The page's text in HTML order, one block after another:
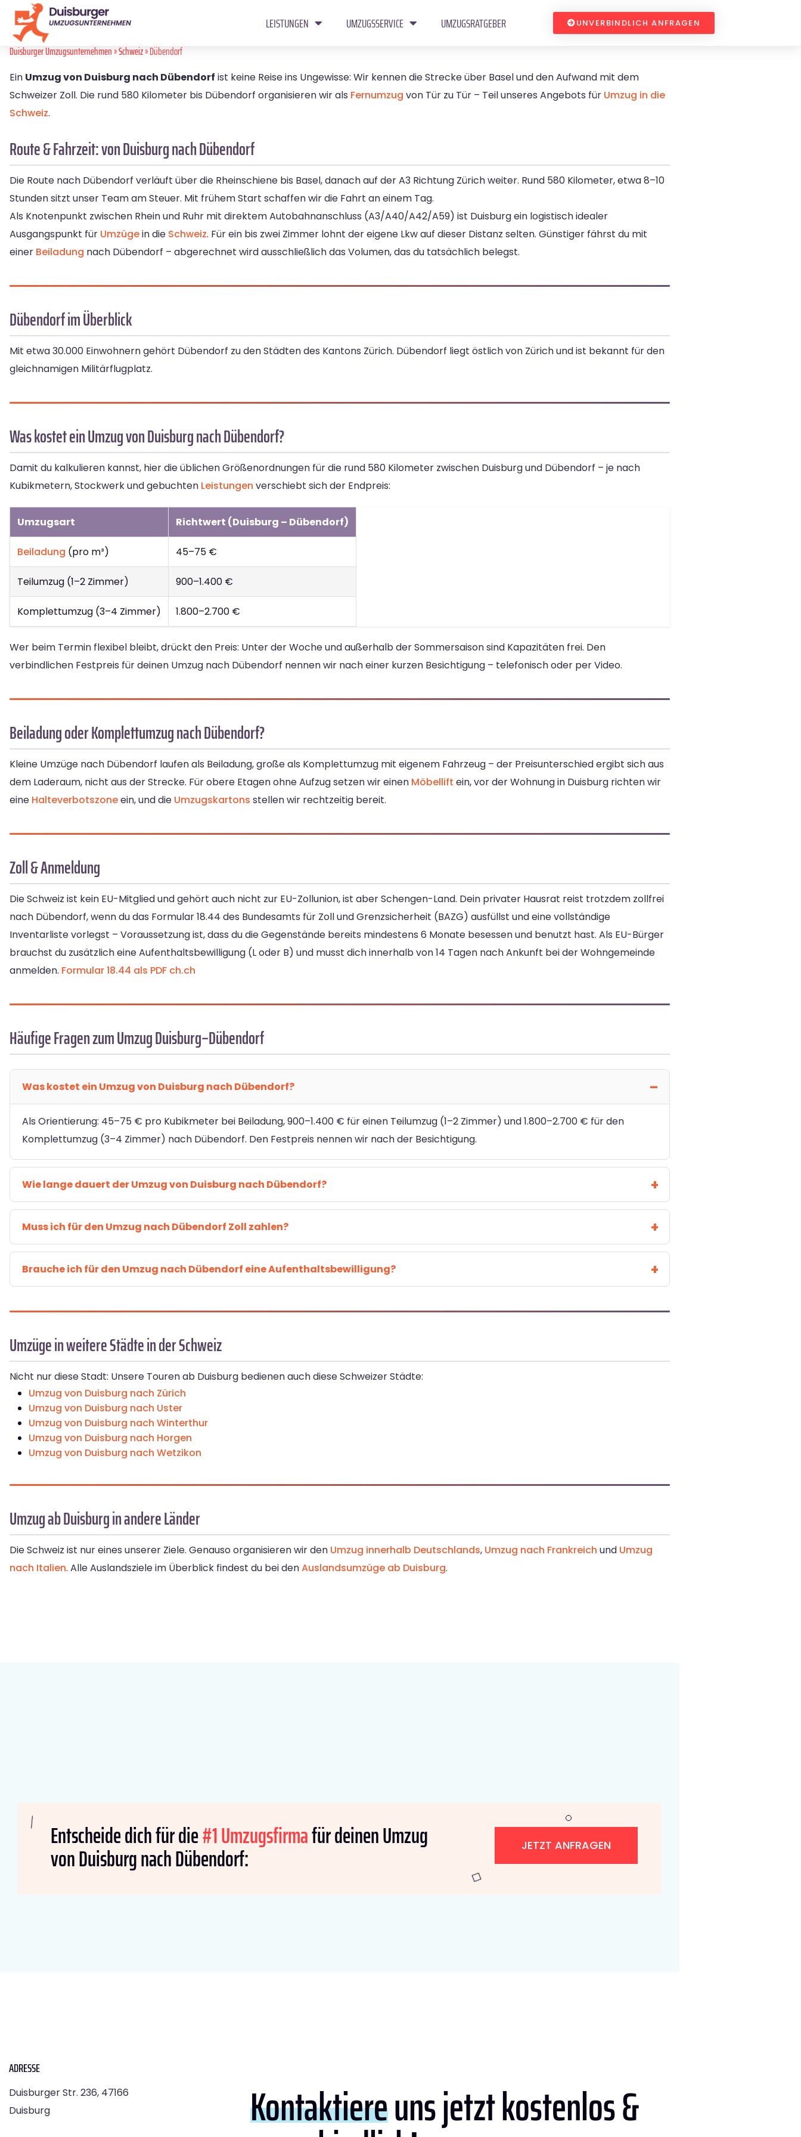
LEISTUNGEN UMZUGSSERVICE UMZUGSRATGEBER UNVERBINDLICH ANFRAGEN
Duisburger Umzugsunternehmen»Schweiz» Dübendorf
Ein Umzug von Duisburg nach Dübendorf ist keine Reise ins Ungewisse: Wir kennen die Strecke über Basel und den Aufwand mit dem
Schweizer Zoll. Die rund 580 Kilometer bis Dübendorf organisieren wir als Fernumzug von Tür zu Tür – Teil unseres Angebots für Umzug in die
Schweiz.
Route & Fahrzeit: von Duisburg nach Dübendorf
Die Route nach Dübendorf verläuft über die Rheinschiene bis Basel, danach auf der A3 Richtung Zürich weiter. Rund 580 Kilometer, etwa 8–10
Stunden sitzt unser Team am Steuer. Mit frühem Start schaffen wir die Fahrt an einem Tag.
Als Knotenpunkt zwischen Rhein und Ruhr mit direktem Autobahnanschluss (A3/A40/A42/A59) ist Duisburg ein logistisch idealer
Ausgangspunkt für Umzügein die Schweiz. Für ein bis zwei Zimmer lohnt der eigene Lkw auf dieser Distanz selten. Günstiger fährst du mit
einer Beiladung nach Dübendorf – abgerechnet wird ausschließlich das Volumen, das du tatsächlich belegst.
Dübendorf im Überblick
Mit etwa 30.000 Einwohnern gehört Dübendorf zu den Städten des Kantons Zürich. Dübendorf liegt östlich von Zürich und ist bekannt für den
gleichnamigen Militärflugplatz.
Was kostet ein Umzug von Duisburg nach Dübendorf?
Damit du kalkulieren kannst, hier die üblichen Größenordnungen für die rund 580 Kilometer zwischen Duisburg und Dübendorf – je nach
Kubikmetern, Stockwerk und gebuchten Leistungen verschiebt sich der Endpreis:
Umzugsart Richtwert (Duisburg – Dübendorf)
Beiladung (pro m³) 45–75 €
Teilumzug (1–2 Zimmer) 900–1.400 €
Komplettumzug (3–4 Zimmer) 1.800–2.700 €
Wer beim Termin flexibel bleibt, drückt den Preis: Unter der Woche und außerhalb der Sommersaison sind Kapazitäten frei. Den
verbindlichen Festpreis für deinen Umzug nach Dübendorf nennen wir nach einer kurzen Besichtigung – telefonisch oder per Video.
Beiladung oder Komplettumzug nach Dübendorf?
Kleine Umzüge nach Dübendorf laufen als Beiladung, große als Komplettumzug mit eigenem Fahrzeug – der Preisunterschied ergibt sich aus
dem Laderaum, nicht aus der Strecke. Für obere Etagen ohne Aufzug setzen wir einen Möbellift ein, vor der Wohnung in Duisburg richten wir
eine Halteverbotszoneein, und die Umzugskartons stellen wir rechtzeitig bereit.
Zoll & Anmeldung
Die Schweiz ist kein EU-Mitglied und gehört auch nicht zur EU-Zollunion, ist aber Schengen-Land. Dein privater Hausrat reist trotzdem zollfrei
nach Dübendorf, wenn du das Formular 18.44 des Bundesamts für Zoll und Grenzsicherheit (BAZG) ausfüllst und eine vollständige
Inventarliste vorlegst – Voraussetzung ist, dass du die Gegenstände bereits mindestens 6 Monate besessen und benutzt hast. Als EU-Bürger
brauchst du zusätzlich eine Aufenthaltsbewilligung (L oder B) und musst dich innerhalb von 14 Tagen nach Ankunft bei der Wohngemeinde
anmelden. Formular 18.44 als PDF ch.ch
Häufige Fragen zum Umzug Duisburg–Dübendorf
Was kostet ein Umzug von Duisburg nach Dübendorf?
Als Orientierung: 45–75 € pro Kubikmeter bei Beiladung, 900–1.400 € für einen Teilumzug (1–2 Zimmer) und 1.800–2.700 € für den
Komplettumzug (3–4 Zimmer) nach Dübendorf. Den Festpreis nennen wir nach der Besichtigung.
Wie lange dauert der Umzug von Duisburg nach Dübendorf?
Muss ich für den Umzug nach Dübendorf Zoll zahlen?
Brauche ich für den Umzug nach Dübendorf eine Aufenthaltsbewilligung?
Umzüge in weitere Städte in der Schweiz
Nicht nur diese Stadt: Unsere Touren ab Duisburg bedienen auch diese Schweizer Städte:
Umzug von Duisburg nach Zürich
Umzug von Duisburg nach Uster
Umzug von Duisburg nach Winterthur
Umzug von Duisburg nach Horgen
Umzug von Duisburg nach Wetzikon
Umzug ab Duisburg in andere Länder
Die Schweiz ist nur eines unserer Ziele. Genauso organisieren wir den Umzug innerhalb Deutschlands, Umzug nach Frankreich und Umzug
nach Italien. Alle Auslandsziele im Überblick findest du bei denAuslandsumzüge ab Duisburg.
Entscheide dich für die#1 Umzugsfirmafür deinen Umzug
von Duisburg nach Dübendorf: JETZT ANFRAGEN
ADRESSE
Duisburger Str. 236, 47166
Duisburg
Kontaktiereuns jetzt kostenlos &